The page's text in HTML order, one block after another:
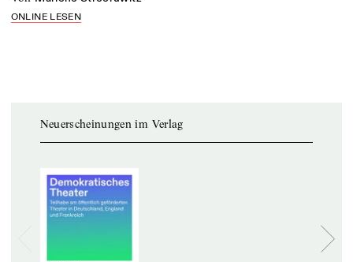
ONLINE LESEN
Neuerscheinungen im Verlag